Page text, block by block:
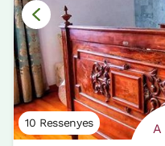
10 Ressenyes A